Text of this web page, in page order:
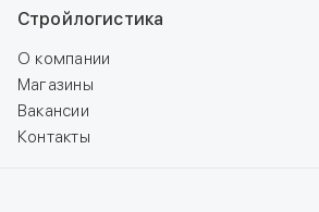
Стройлогистика
О компании
Магазины
Вакансии
Контакты